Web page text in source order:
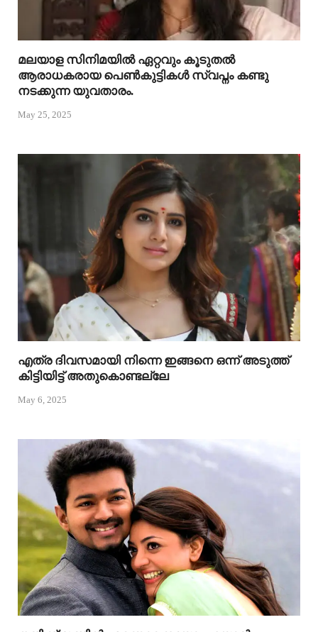
മലയാള സിനിമയിൽ ഏറ്റവും കൂടുതൽ
ആരാധകരായ പെൺകുട്ടികൾ സ്വപ്നം കണ്ടു
നടക്കുന്ന യുവതാരം.
May 25, 2025
എത്ര ദിവസമായി നിന്നെ ഇങ്ങനെ ഒന്ന് അടുത്ത്
കിട്ടിയിട്ട് അതുകൊണ്ടല്ലേ
May 6, 2025